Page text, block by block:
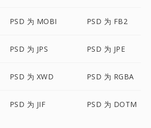
PSD 为 MOBI PSD 为 FB2
PSD 为 JPS PSD 为 JPE
PSD 为 XWD PSD 为 RGBA
PSD 为 JIF PSD 为 DOTM